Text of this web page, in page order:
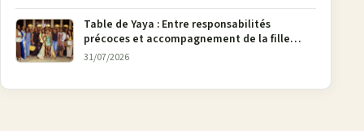
Table de Yaya : Entre responsabilités
précoces et accompagnement de la fille
aînée, la diaspora en débat
31/07/2026